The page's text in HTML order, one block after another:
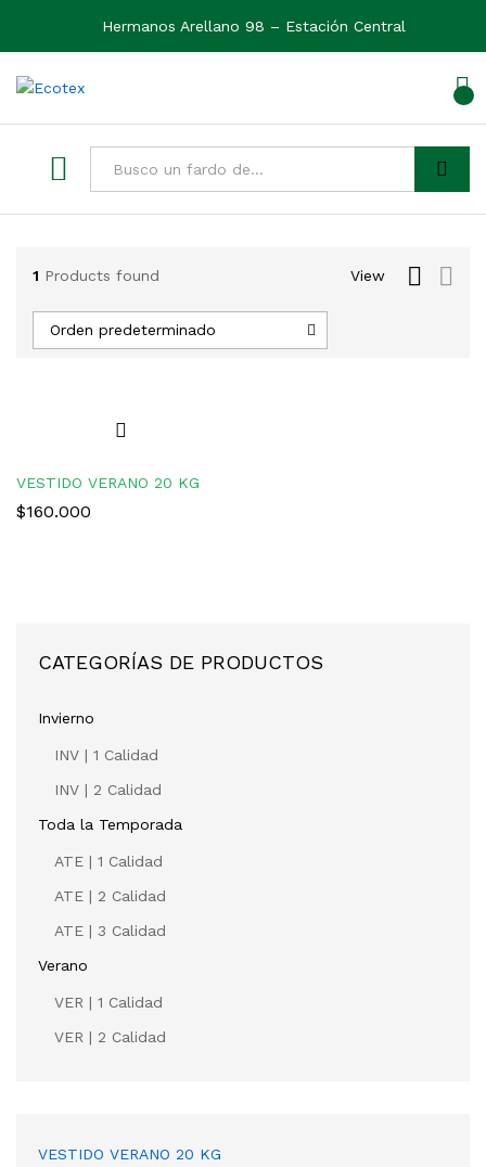
Hermanos Arellano 98 – Estación Central
Buscar
1 Products found View
Orden predeterminado
VESTIDO VERANO 20 KG
$160.000
CATEGORÍAS DE PRODUCTOS
Invierno
INV | 1 Calidad
INV | 2 Calidad
Toda la Temporada
ATE | 1 Calidad
ATE | 2 Calidad
ATE | 3 Calidad
Verano
VER | 1 Calidad
VER | 2 Calidad
VESTIDO VERANO 20 KG